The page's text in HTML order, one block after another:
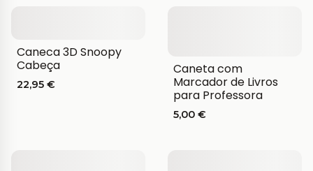
Caneca 3D Snoopy
Cabeça
22,95 €
Caneta com
Marcador de Livros
para Professora
5,00 €